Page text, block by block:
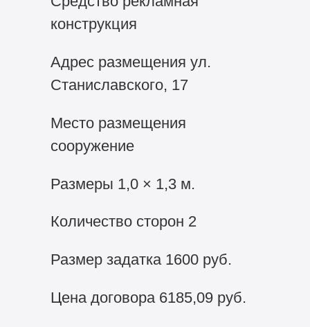
конструкция
Адрес размещения ул.
Станиславского, 17
Место размещения
сооружение
Размеры 1,0 × 1,3 м.
Количество сторон 2
Размер задатка 1600 руб.
Цена договора 6185,09 руб.